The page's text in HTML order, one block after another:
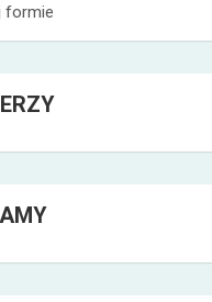
formie